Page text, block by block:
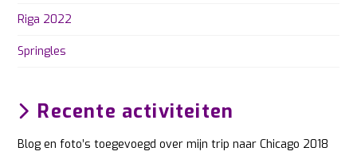
Riga 2022
Springles
Recente activiteiten
Blog en foto’s toegevoegd over mijn trip naar Chicago 2018